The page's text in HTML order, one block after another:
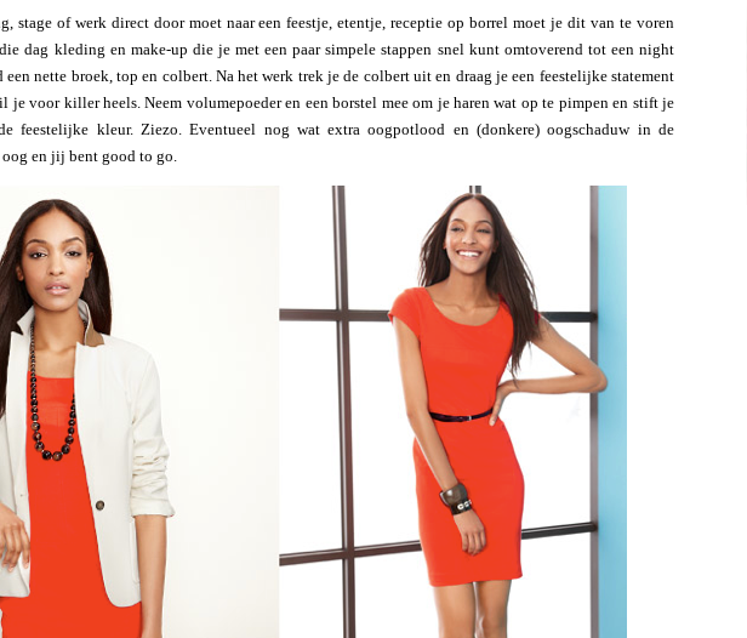
stage of werk direct door moet naar een feestje, etentje, receptie op borrel moet je dit van te voren
dag kleding en make-up die je met een paar simpele stappen snel kunt omtoverend tot een night
nette broek, top en colbert. Na het werk trek je de colbert uit en draag je een feestelijke statement
je voor killer heels. Neem volumepoeder en een borstel mee om je haren wat op te pimpen en stift je
feestelijke kleur. Ziezo. Eventueel nog wat extra oogpotlood en (donkere) oogschaduw in de
en jij bent good to go.